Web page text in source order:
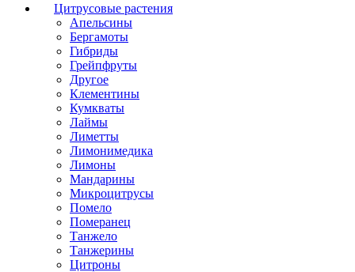
Цитрусовые растения
Апельсины
Бергамоты
Гибриды
Грейпфруты
Другое
Клементины
Кумкваты
Лаймы
Лиметты
Лимонимедика
Лимоны
Мандарины
Микроцитрусы
Помело
Померанец
Танжело
Танжерины
Цитроны